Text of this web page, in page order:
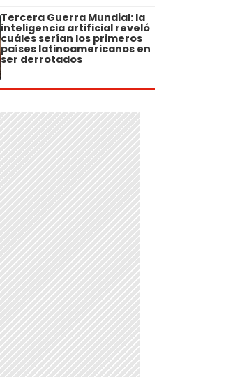
Tercera Guerra Mundial: la
inteligencia artificial reveló
cuáles serían los primeros
países latinoamericanos en
ser derrotados